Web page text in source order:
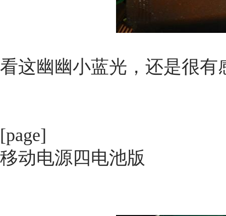
看这幽幽小蓝光，还是很有
[page]
移动电源四电池版